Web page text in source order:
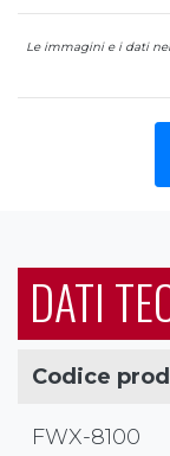
Le immagini e i dati
DATI
Codice
FWX-8100